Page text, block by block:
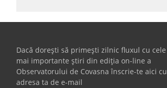
Dacă dorești să primești zilnic fluxul cu cele
mai importante știri din ediția on-line a
Observatorului de Covasna înscrie-te aici cu
adresa ta de e-mail